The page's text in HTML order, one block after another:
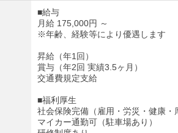
■給与
月給 175,000円 ～
※年齢、経験等により優遇します
昇給（年1回）
賞与（年2回 実績3.5ヶ月）
交通費規定支給
■福利厚生
社会保険完備（雇用・労災・健康・
マイカー通勤可（駐車場あり）